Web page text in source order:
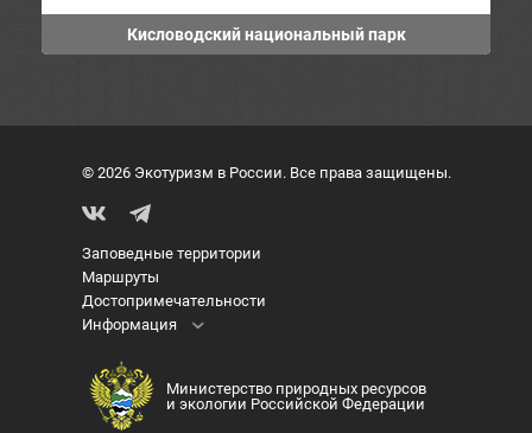
Кисловодский национальный парк
© 2026 Экотуризм в России. Все права защищены.
Заповедные территории
Маршруты
Достопримечательности
Информация
Министерство природных ресурсов
и экологии Российской Федерации